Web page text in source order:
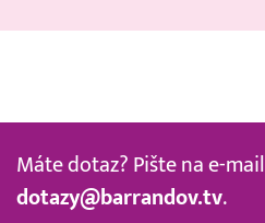
Máte dotaz? Pište na e-mail
dotazy@barrandov.tv.